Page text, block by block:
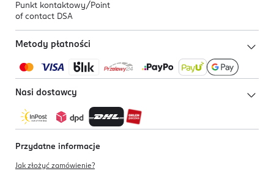
Punkt kontaktowy/ Point
of contact DSA
Metody płatności
Nasi dostawcy
Przydatne informacje
Jak złożyć zamówienie?